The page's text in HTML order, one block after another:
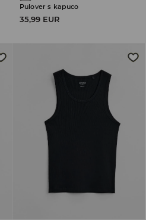
Pulover s kapuco
35,99 EUR